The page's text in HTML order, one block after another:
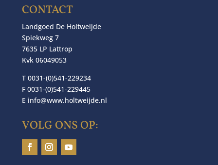
CONTACT
Landgoed De Holtweijde
Spiekweg 7
7635 LP Lattrop
Kvk 06049053
T 0031-(0)541-229234
F 0031-(0)541-229445
E info@www.holtweijde.nl
VOLG ONS OP: